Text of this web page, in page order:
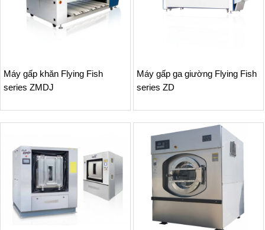
Máy gấp khăn Flying Fish
series ZMDJ
Máy gấp ga giường Flying Fish
series ZD